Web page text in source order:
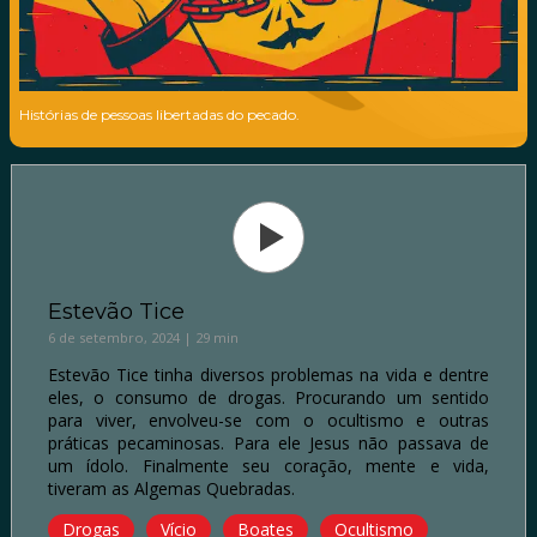
Histórias de pessoas libertadas do pecado.
Estevão Tice
6 de setembro, 2024 | 29 min
Estevão Tice tinha diversos problemas na vida e dentre
eles, o consumo de drogas. Procurando um sentido
para viver, envolveu-se com o ocultismo e outras
práticas pecaminosas. Para ele Jesus não passava de
um ídolo. Finalmente seu coração, mente e vida,
tiveram as Algemas Quebradas.
Drogas
Vício Boates Ocultismo